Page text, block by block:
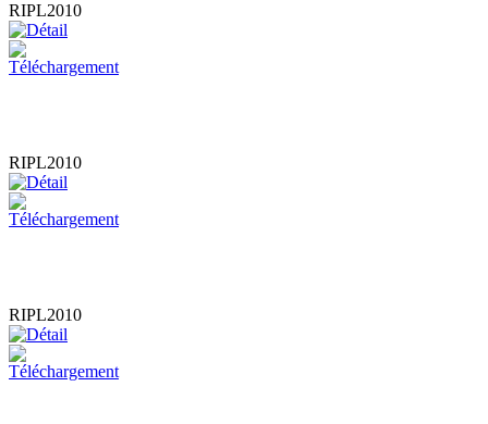
RIPL2010
RIPL2010
RIPL2010